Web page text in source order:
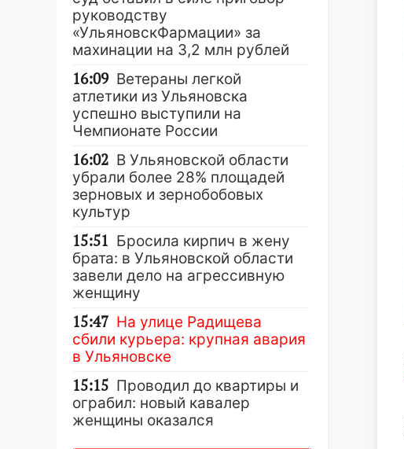
руководству
«УльяновскФармации» за
махинации на 3,2 млн рублей
16:09 Ветераны легкой
атлетики из Ульяновска
успешно выступили на
Чемпионате России
16:02 В Ульяновской области
убрали более 28% площадей
зерновых и зернобобовых
культур
15:51 Бросила кирпич в жену
брата: в Ульяновской области
завели дело на агрессивную
женщину
15:47 На улице Радищева
сбили курьера: крупная авария
в Ульяновске
15:15 Проводил до квартиры и
ограбил: новый кавалер
женщины оказался